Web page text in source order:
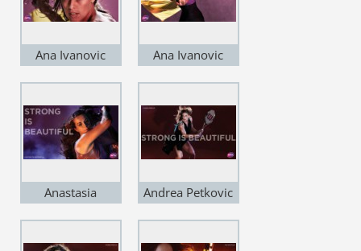
Ana Ivanovic Ana Ivanovic
Anastasia
Andrea Petkovic